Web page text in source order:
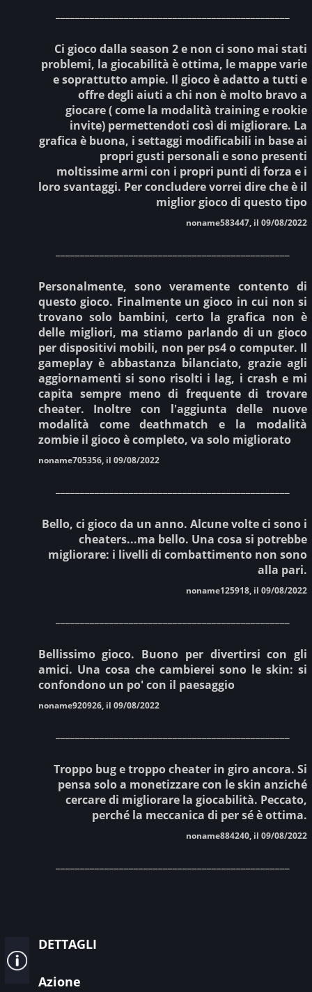
Ci gioco dalla season 2 e non ci sono mai stati
problemi, la giocabilità è ottima, le mappe varie
e soprattutto ampie. Il gioco è adatto a tutti e
offre degli aiuti a chi non è molto bravo a
giocare ( come la modalità training e rookie
invite) permettendoti così di migliorare. La
grafica è buona, i settaggi modificabili in base ai
propri gusti personali e sono presenti
moltissime armi con i propri punti di forza e i
loro svantaggi. Per concludere vorrei dire che è il
miglior gioco di questo tipo
noname583447, il 09/08/2022
Personalmente, sono veramente contento di
questo gioco. Finalmente un gioco in cui non si
trovano solo bambini, certo la grafica non è
delle migliori, ma stiamo parlando di un gioco
per dispositivi mobili, non per ps4 o computer. Il
gameplay è abbastanza bilanciato, grazie agli
aggiornamenti si sono risolti i lag, i crash e mi
capita sempre meno di frequente di trovare
cheater. Inoltre con l'aggiunta delle nuove
modalità come deathmatch e la modalità
zombie il gioco è completo, va solo migliorato
noname705356, il 09/08/2022
Bello, ci gioco da un anno. Alcune volte ci sono i
cheaters...ma bello. Una cosa si potrebbe
migliorare: i livelli di combattimento non sono
alla pari.
noname125918, il 09/08/2022
Bellissimo gioco. Buono per divertirsi con gli
amici. Una cosa che cambierei sono le skin: si
confondono un po' con il paesaggio
noname920926, il 09/08/2022
Troppo bug e troppo cheater in giro ancora. Si
pensa solo a monetizzare con le skin anziché
cercare di migliorare la giocabilità. Peccato,
perché la meccanica di per sé è ottima.
noname884240, il 09/08/2022
dettagli
Azione